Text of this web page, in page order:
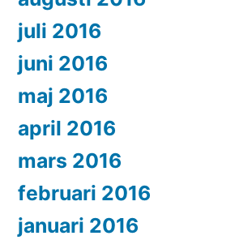
juli 2016
juni 2016
maj 2016
april 2016
mars 2016
februari 2016
januari 2016